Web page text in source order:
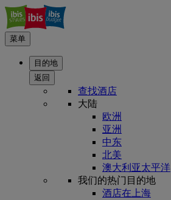
菜单
目的地
返回
查找酒店
大陆
欧洲
亚洲
中东
北美
澳大利亚太平洋
我们的热门目的地
酒店在上海